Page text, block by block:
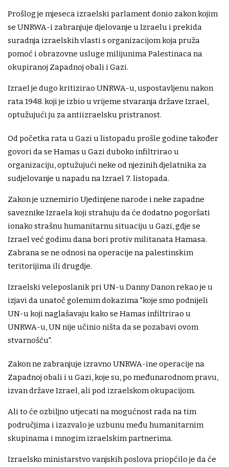
Prošlog je mjeseca izraelski parlament donio zakon kojim
se UNRWA-i zabranjuje djelovanje u Izraelu i prekida
suradnja izraelskih vlasti s organizacijom koja pruža
pomoć i obrazovne usluge milijunima Palestinaca na
okupiranoj Zapadnoj obali i Gazi.
Izrael je dugo kritizirao UNRWA-u, uspostavljenu nakon
rata 1948. koji je izbio u vrijeme stvaranja države Izrael,
optužujući ju za antiizraelsku pristranost.
Od početka rata u Gazi u listopadu prošle godine također
govori da se Hamas u Gazi duboko infiltrirao u
organizaciju, optužujući neke od njezinih djelatnika za
sudjelovanje u napadu na Izrael 7. listopada.
Zakon je uznemirio Ujedinjene narode i neke zapadne
saveznike Izraela koji strahuju da će dodatno pogoršati
ionako strašnu humanitarnu situaciju u Gazi, gdje se
Izrael već godinu dana bori protiv militanata Hamasa.
Zabrana se ne odnosi na operacije na palestinskim
teritorijima ili drugdje.
Izraelski veleposlanik pri UN-u Danny Danon rekao je u
izjavi da unatoč golemim dokazima "koje smo podnijeli
UN-u koji naglašavaju kako se Hamas infiltrirao u
UNRWA-u, UN nije učinio ništa da se pozabavi ovom
stvarnošću".
Zakon ne zabranjuje izravno UNRWA-ine operacije na
Zapadnoj obali i u Gazi, koje su, po međunarodnom pravu,
izvan države Izrael, ali pod izraelskom okupacijom.
Ali to će ozbiljno utjecati na mogućnost rada na tim
područjima i izazvalo je uzbunu među humanitarnim
skupinama i mnogim izraelskim partnerima.
Izraelsko ministarstvo vanjskih poslova priopćilo je da će